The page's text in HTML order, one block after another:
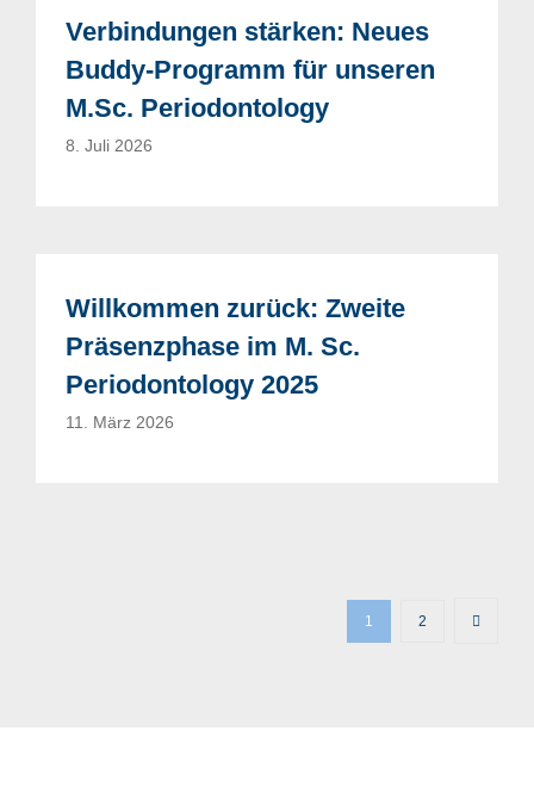
Verbindungen stärken: Neues
Buddy-Programm für unseren
M.Sc. Periodontology
8. Juli 2026
Willkommen zurück: Zweite
Präsenzphase im M. Sc.
Periodontology 2025
11. März 2026
1 2